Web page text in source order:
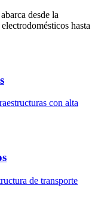
desde la
hasta
con alta
de transporte